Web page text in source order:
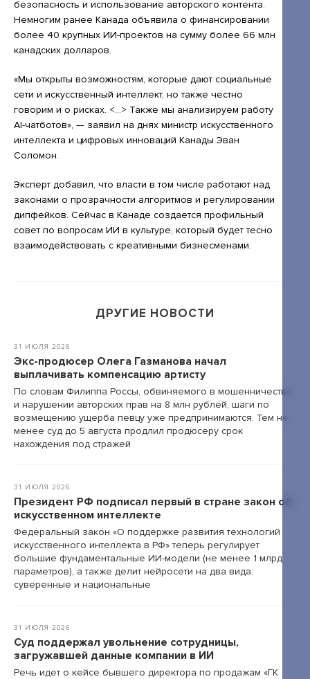
IPQuorum.Музыка
Пользовательское соглашение
Сведения об образовательной организации
Договор-оферта
данных для регистрации на сайте
Согласие на обработку персональных
данных (Cookie)
Политика обработки персональных данных
безопасность и использование авторского контента.
Немногим ранее Канада объявила о финансировании
более 40 крупных ИИ-проектов на сумму более 66 млн
канадских долларов.
«Мы открыты возможностям, которые дают социальные
сети и искусственный интеллект, но также честно
говорим и о рисках. <...> Также мы анализируем работу
AI-чатботов», — заявил на днях министр искусственного
интеллекта и цифровых инноваций Канады Эван
Соломон.
Эксперт добавил, что власти в том числе работают над
законами о прозрачности алгоритмов и регулировании
дипфейков. Сейчас в Канаде создается профильный
совет по вопросам ИИ в культуре, который будет тесно
взаимодействовать с креативными бизнесменами.
ДРУГИЕ НОВОСТИ
31 ИЮЛЯ 2026
Экс-продюсер Олега Газманова начал
выплачивать компенсацию артисту
По словам Филиппа Россы, обвиняемого в мошенничестве
и нарушении авторских прав на 8 млн рублей, шаги по
возмещению ущерба певцу уже предпринимаются. Тем не
менее суд до 5 августа продлил продюсеру срок
нахождения под стражей
31 ИЮЛЯ 2026
Президент РФ подписал первый в стране закон об
искусственном интеллекте
Федеральный закон «О поддержке развития технологий
искусственного интеллекта в РФ» теперь регулирует
большие фундаментальные ИИ-модели (не менее 1 млрд
параметров), а также делит нейросети на два вида:
суверенные и национальные
31 ИЮЛЯ 2026
Суд поддержал увольнение сотрудницы,
загружавшей данные компании в ИИ
Речь идет о кейсе бывшего директора по продажам «ГК